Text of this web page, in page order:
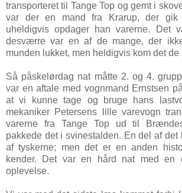
transporteret til Tange Top og gemt i
var der en mand fra Krarup, der
uheldigvis opdager han varerne. Det
desværre var en af de mange, der
munden lukket, men heldigvis kom det de
Så påskelørdag nat måtte 2. og 4.
var en aftale med vognmand Ernstsen
at vi kunne tage og bruge hans
mekaniker Petersens lille varevogn
varerne fra Tange Top ud til
pakkede det i svinestalden. En del af det
af tyskerne; men det er en anden
kender. Det var en hård nat med en
oplevelse.